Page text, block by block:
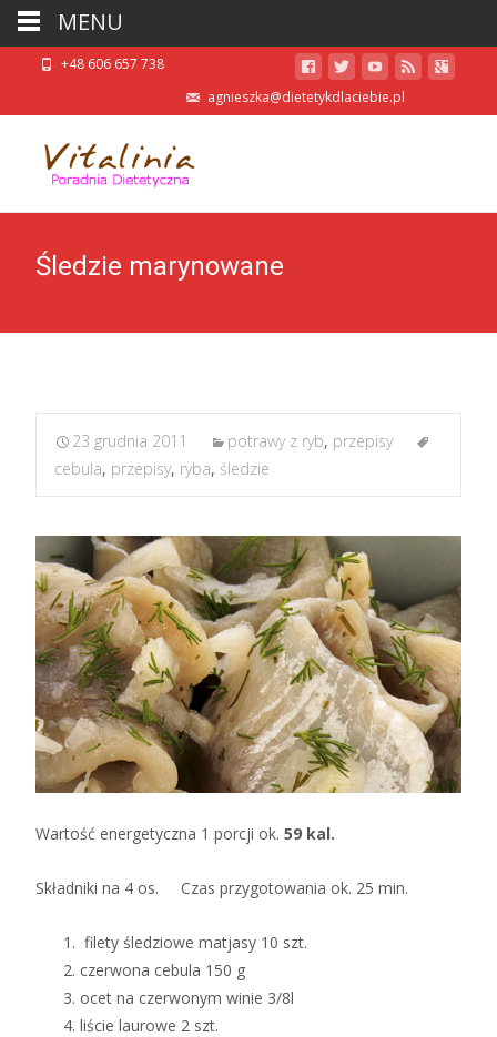
+48 606 657 738
agnieszka@dietetykdlaciebie.pl
Śledzie marynowane
23 grudnia 2011 potrawy z ryb, przepisy
cebula, przepisy, ryba, śledzie
Wartość energetyczna 1 porcji ok. 59 kal.
Składniki na 4 os. Czas przygotowania ok. 25 min.
filety śledziowe matjasy 10 szt.
czerwona cebula 150 g
ocet na czerwonym winie 3/8l
liście laurowe 2 szt.
MENU